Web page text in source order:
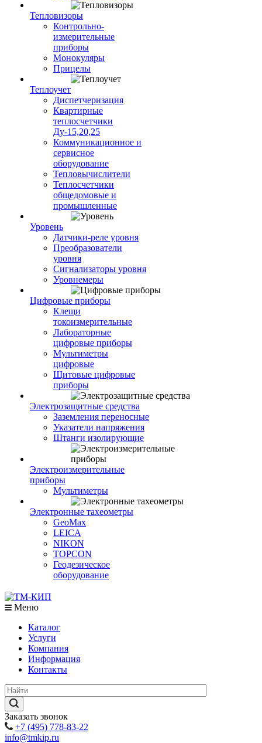
Тепловизоры
Контрольно-
измерительные
приборы
Монокуляры
Прицелы
Теплоучет
Диспетчеризация
Квартирные
теплосчетчики
Ду-15,20,25
Коммуникационное и
сервисное
оборудование
Тепловычислители
Теплосчетчики
общедомовые и
промышленные
Уровень
Датчики-реле уровня
Преобразователи
уровня
Сигнализаторы уровня
Уровнемеры
Цифровые приборы
Клещи
токоизмерительные
Лабораторные
цифровые приборы
Мультиметры
цифровые
Щитовые цифровые
приборы
Электрозащитные средства
Заземления переносные
Указатели напряжения
Штанги изолирующие
Электроизмерительные
приборы
Мультиметры
Электронные тахеометры
GeoMax
LEICA
NIKON
TOPCON
Геодезическое
оборудование
Меню
Каталог
Услуги
Компания
Информация
Контакты
Заказать звонок
+7 (495) 778-83-22
info@tmkip.ru